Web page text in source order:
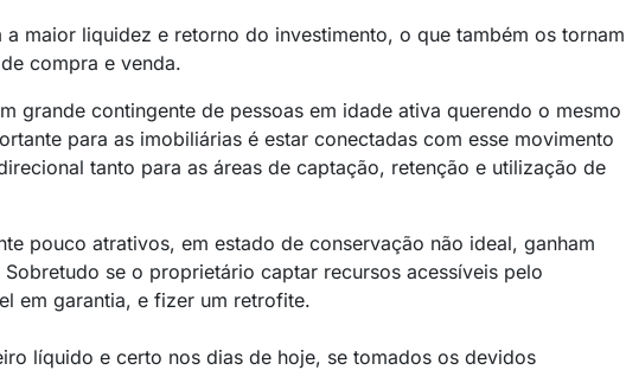
a maior liquidez e retorno do investimento, o que também os tornam
compra e venda.
grande contingente de pessoas em idade ativa querendo o mesmo
para as imobiliárias é estar conectadas com esse movimento
tanto para as áreas de captação, retenção e utilização de
pouco atrativos, em estado de conservação não ideal, ganham
se o proprietário captar recursos acessíveis pelo
em garantia, e fizer um retrofite.
líquido e certo nos dias de hoje, se tomados os devidos